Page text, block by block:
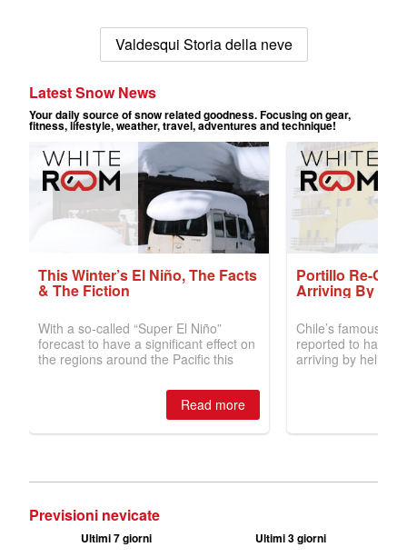
Valdesqui Storia della neve
Previsioni nevicate
Ultimi 7 giorni Ultimi 3 giorni